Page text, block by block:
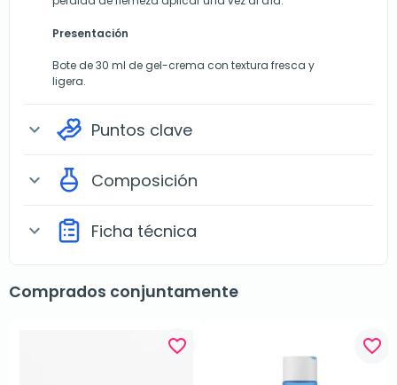
Presentación
Bote de 30 ml de gel-crema con textura fresca y
ligera.
expand_more Puntos clave
expand_more Composición
expand_more Ficha técnica
Comprados conjuntamente
favorite_border favorite_border